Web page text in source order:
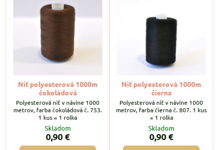
Niť polyesterová 1000m
čokoládová
Polyesterová niť v návine 1000
metrov, farba čokoládová č. 753.
1 kus = 1 rolka
Skladom
0,90 €
Niť polyesterová 1000m
čierna
Polyesterová niť v návine 1000
metrov, farba čierna č. 807. 1 kus
= 1 rolka
Skladom
0,90 €